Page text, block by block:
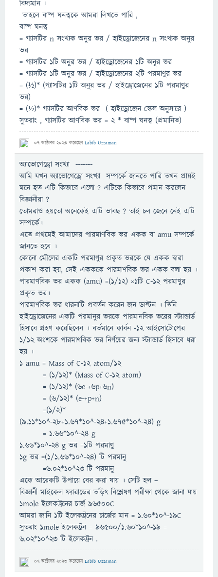
বিদ্যমান ।
তাহলে বাষ্প ঘনত্বকে আমরা লিখতে পারি ,
বাষ্প ঘনত্ব
= গ্যাসটির n সংখ্যক অনুর ভর / হাইড্রোজেনের n সংখ্যক অনুর
ভর
= গ্যাসটির 1টি অনুর ভর / হাইড্রোজেনের 1টি অনুর ভর
= গ্যাসটির 1টি অনুর ভর / হাইড্রোজেনের 2টি পরমাণুর ভর
= (½)* (গ্যাসটির 1টি অনুর ভর / হাইড্রোজেনের 1টি পরমাণুর
ভর)
= (½)* গ্যাসটির আণবিক ভর ( হাইড্রোজেন স্কেল অনুসারে )
সুতরাং , গ্যাসটির আণবিক ভর = 2 * বাষ্প ঘনত্ব (প্রমানিত)
07 অক্টোবর 2023 করেছেন Labib Uzzaman
অ্যাভোগেড্রো সংখ্যা -------
আমি যখন অ্যাভোগেড্রো সংখ্যা সম্পর্কে জানতে পারি তখন প্রায়ই
মনে হত এটি কিভাবে এলো ? এটিকে কিভাবে প্রমান করলেন
বিজ্ঞানীরা ?
তোমরাও হয়তো অনেকেই এটি ভাবছ ? তাই চল জেনে নেই এটি
সম্পর্কে।
এতে প্রথমেই আমাদের পারমাণবিক ভর একক বা amu সম্পর্কে
জানতে হবে ।
কোনো মৌলের একটি পরমাণুর প্রকৃত ভরকে যে একক দ্বারা
প্রকাশ করা হয়, সেই একককে পারমাণবিক ভর একক বলা হয় ।
পারমাণবিক ভর একক (amu) =(1/12) ×1টি C-12 পরমাণুর
প্রকৃত ভর।
পারমাণবিক ভর ধারনাটি প্রবর্তন করেন জন ডাল্টন । তিনি
হাইড্রোজেনের একটি পরমানুর ভরকে পারমানবিক ভরের স্ট্যান্ডার্ড
হিসাবে গ্রহণ করেছিলেন । বর্তমানে কার্বন -১২ আইসোটোপের
১/১২ অংশকে পারমাণবিক ভর নির্ণয়ের জন্য স্ট্যান্ডার্ড হিসাবে ধরা
হয় ।
1 amu = Mass of C-12 atom/12
= (1/12)* (Mass of C-12 atom)
= (1/12)* (6e-+6p+6n)
= (6/12)* (e-+p+n)
=(1/2)*
(9.11*10^-28+1.67*10^-24+1.675*10^-24) g
= 1.66*10^-24 g
1.66*10^-24 g ভর =1টি পরমাণু
1g ভর =(1/1.66*10^-24) টি পরমানু
=6.02*10^23 টি পরমানু
একে আরেকটি উপায়ে বের করা যায় । সেটি হল –
বিজ্ঞানী মাইকেল ফ্যারাডের তড়িৎ বিশ্লেষণ পরীক্ষা থেকে জানা যায়
1mole ইলেকট্রনের চার্জ 96500C
আমরা জানি ১টি ইলেকট্রনের চার্জের মান = 1.60*10^-19C
সুতরাং 1mole ইলেকট্রন = 96500/1.60*10^-19 =
6.02*10^23 টি ইলেকট্রন .
07 অক্টোবর 2023 করেছেন Labib Uzzaman